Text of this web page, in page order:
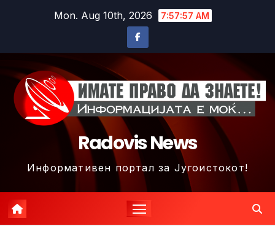
Mon. Aug 10th, 2026 7:58:00 AM
Radovis News
Информативен портал за Југоистокот!